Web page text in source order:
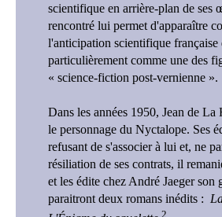
scientifique en arrière-plan de ses
rencontré lui permet d'apparaître
l'anticipation scientifique française
particulièrement comme une des
« science-fiction post-vernienne ».
Dans les années 1950, Jean de La
le personnage du Nyctalope. Ses
refusant de s'associer à lui et, ne
résiliation de ses contrats, il
et les édite chez André Jaeger son
paraitront deux romans inédits :
2